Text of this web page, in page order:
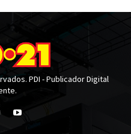
PDI - Publicador Digital